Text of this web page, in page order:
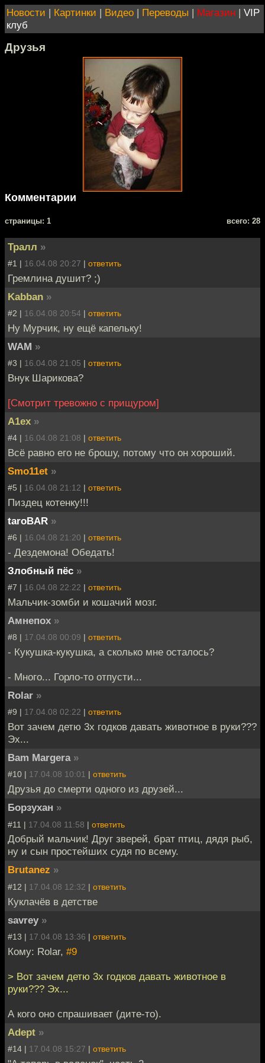
Новости | Картинки | Видео | Переводы | Магазин | VIP
клуб
Друзья
Комментарии
cтраницы: 1 всего: 28
Тралл »
#1 | 16.04.08 20:27 | ответить
Гремлина душит? ;)
Kabban »
#2 | 16.04.08 20:54 | ответить
Ну Мурчик, ну ещё капельку!
WAM »
#3 | 16.04.08 21:05 | ответить
Внук Шарикова?
[Смотрит тревожно с прищуром]
A1ex »
#4 | 16.04.08 21:08 | ответить
Всё равно его не брошу, потому что он хороший.
Smo11et »
#5 | 16.04.08 21:12 | ответить
Пиздец котенку!!!
taroBAR »
#6 | 16.04.08 21:20 | ответить
- Дездемона! Обедать!
Злобный пёс »
#7 | 16.04.08 22:22 | ответить
Мальчик-зомби и кошачий мозг.
Амнепох »
#8 | 17.04.08 00:09 | ответить
- Кукушка-кукушка, а сколько мне осталось?
- Много... Горло-то отпусти...
Rolar »
#9 | 17.04.08 02:22 | ответить
Вот зачем детю 3х годков давать животное в руки???
Эх...
Bam Margera »
#10 | 17.04.08 10:01 | ответить
Друзья до смерти одного из друзей...
Борзухан »
#11 | 17.04.08 11:58 | ответить
Добрый мальчик! Друг зверей, брат птиц, дядя рыб,
ну и сын простейших судя по всему.
Brutanez »
#12 | 17.04.08 12:32 | ответить
Куклачёв в детстве
savrey »
#13 | 17.04.08 13:36 | ответить
Кому: Rolar, #9
> Вот зачем детю 3х годков давать животное в
руки??? Эх...
А кого оно спрашивает (дите-то).
Adept »
#14 | 17.04.08 15:27 | ответить